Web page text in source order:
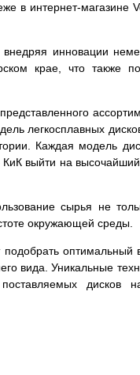
в интернет-магазине
инновации
крае, что также
легкосплавных
Каждая модель
КиК выйти на
сырья не
окружающей среды.
оптимальный
вида. Уникальные
дисков